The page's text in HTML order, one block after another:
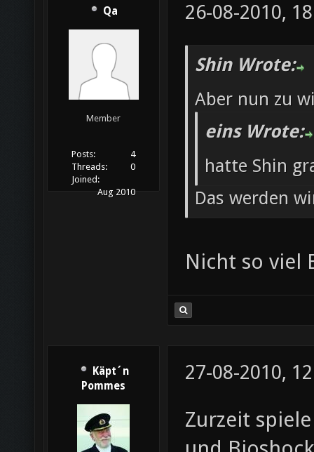
Qa
Member
Posts:
4
Threads:
0
Joined:
Aug 2010
26-08-2010,
Shin Wrote:
Aber nun zu
eins Wrote:
hatte Shin
Das werden
Nicht so viel
Käpt´n
Pommes
27-08-2010,
Zurzeit